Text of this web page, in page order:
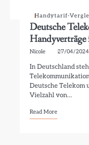
Handytarif-
Deutsche
Nicole 27/04/2024
In Deutschland
Deutsche Telekom
Vielzahl von…
Read More